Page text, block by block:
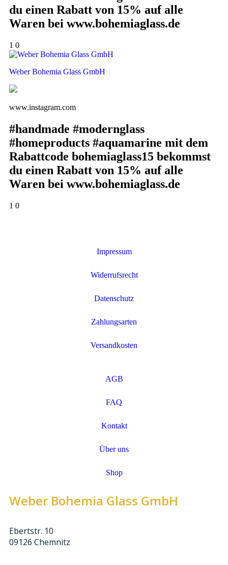
du einen Rabatt von 15% auf alle
Waren bei www.bohemiaglass.de
1 0
Weber Bohemia Glass GmbH
www.instagram.com
#handmade #modernglass
#homeproducts #aquamarine mit dem
Rabattcode bohemiaglass15 bekommst
du einen Rabatt von 15% auf alle
Waren bei www.bohemiaglass.de
1 0
Impressum
Widerrufsrecht
Datenschutz
Zahlungsarten
Versandkosten
AGB
FAQ
Kontakt
Über uns
Shop
Weber Bohemia Glass GmbH
Ebertstr. 10
09126 Chemnitz